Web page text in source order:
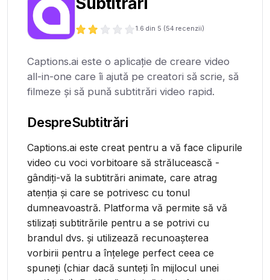
1.6 din 5 (54 recenzii)
Captions.ai este o aplicație de creare video
all-in-one care îi ajută pe creatori să scrie, să
filmeze și să pună subtitrări video rapid.
DespreSubtitrări
Captions.ai este creat pentru a vă face clipurile
video cu voci vorbitoare să strălucească -
gândiți-vă la subtitrări animate, care atrag
atenția și care se potrivesc cu tonul
dumneavoastră. Platforma vă permite să vă
stilizați subtitrările pentru a se potrivi cu
brandul dvs. și utilizează recunoașterea
vorbirii pentru a înțelege perfect ceea ce
spuneți (chiar dacă sunteți în mijlocul unei